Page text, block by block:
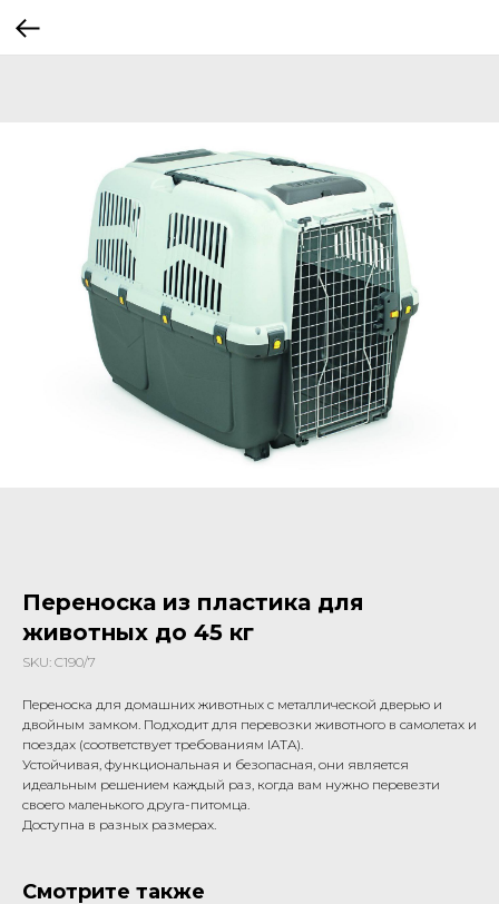
Переноска из пластика для
животных до 45 кг
SKU: C190/7
Переноска для домашних животных с металлической дверью и
двойным замком. Подходит для перевозки животного в самолетах и
поездах (соответствует требованиям IATA).
Устойчивая, функциональная и безопасная, они является
идеальным решением каждый раз, когда вам нужно перевезти
своего маленького друга-питомца.
Доступна в разных размерах.
Смотрите также